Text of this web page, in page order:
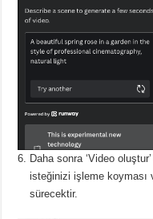
Daha sonra ‘Video
isteğinizi işleme koyması
sürecektir.